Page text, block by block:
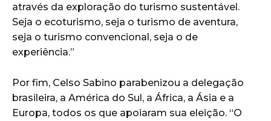
através da exploração do turismo sustentável.
Seja o ecoturismo, seja o turismo de aventura,
seja o turismo convencional, seja o de
experiência.”
Por fim, Celso Sabino parabenizou a delegação
brasileira, a América do Sul, a África, a Ásia e a
Europa, todos os que apoiaram sua eleição. “O